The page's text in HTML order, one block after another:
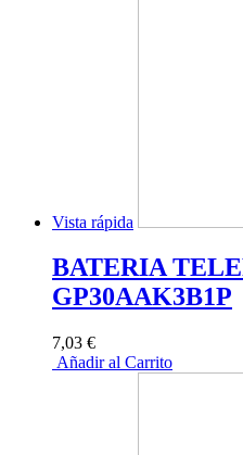
Vista rápida
BATERIA
GP30AAK3B1P
7,03 €
Añadir al Carrito